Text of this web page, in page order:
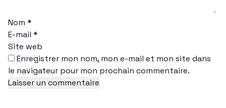
Nom *
E-mail *
Site web
Enregistrer mon nom, mon e-mail et mon site dans
le navigateur pour mon prochain commentaire.